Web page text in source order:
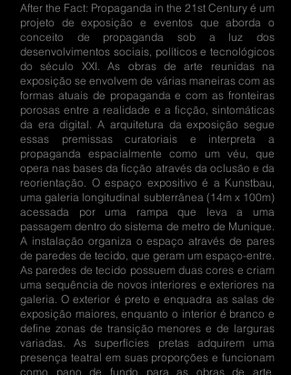
After the Fact: Propaganda in the 21st Century é um
projeto de exposição e eventos que aborda o
conceito de propaganda sob a luz dos
desenvolvimentos sociais, políticos e tecnológicos
do século XXI. As obras de arte reunidas na
exposição se envolvem de várias maneiras com as
formas atuais de propaganda e com as fronteiras
porosas entre a realidade e a ficção, sintomáticas
da era digital. A arquitetura da exposição segue
essas premissas curatoriais e interpreta a
propaganda espacialmente como um véu, que
opera nas bases da ficção através da oclusão e da
reorientação. O espaço expositivo é a Kunstbau,
uma galeria longitudinal subterrânea (14m x 100m)
acessada por uma rampa que leva a uma
passagem dentro do sistema de metro de Munique.
A instalação organiza o espaço através de pares
de paredes de tecido, que geram um espaço-entre.
As paredes de tecido possuem duas cores e criam
uma sequência de novos interiores e exteriores na
galeria. O exterior é preto e enquadra as salas de
exposição maiores, enquanto o interior é branco e
define zonas de transição menores e de larguras
variadas. As superfícies pretas adquirem uma
presença teatral em suas proporções e funcionam
como pano de fundo para as obras de arte,